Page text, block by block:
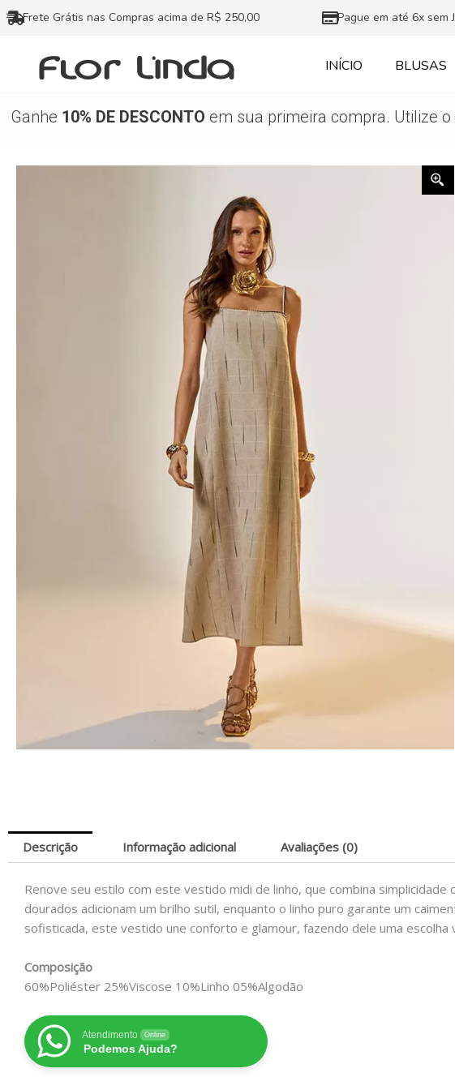
Ir
para
conteúdo
Frete Grátis nas Compras acima de R$ 250,00 Pague em até 6x sem
INÍCIO BLUSAS
Ganhe 10% DE DESCONTO em sua primeira compra. Utilize
Descrição Informação adicional Avaliações (0)
Renove seu estilo com este vestido midi de linho, que combina
dourados adicionam um brilho sutil, enquanto o linho puro garante um
sofisticada, este vestido une conforto e glamour, fazendo dele uma
Composição
60%Poliéster 25%Viscose 10%Linho 05%Algodão
Atendimento Online
Podemos Ajuda?